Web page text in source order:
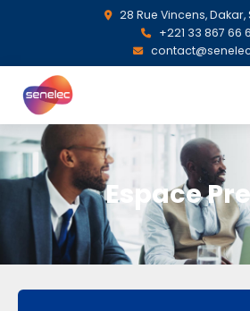
28 Rue Vincens,
+221 33 867 66
Espace